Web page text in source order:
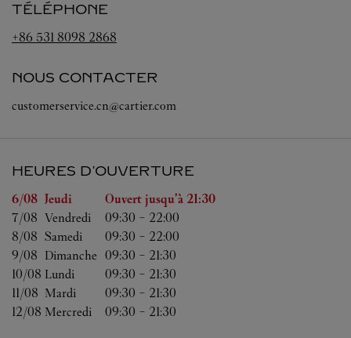
TÉLÉPHONE
+86 531 8098 2868
NOUS CONTACTER
customerservice.cn@cartier.com
HEURES D'OUVERTURE
Jour de la semaine Heures d'ouverture
6/08 Jeudi Ouvert jusqu'à 21:30
7/08 Vendredi 09:30 - 22:00
8/08 Samedi 09:30 - 22:00
9/08 Dimanche 09:30 - 21:30
10/08 Lundi 09:30 - 21:30
11/08 Mardi 09:30 - 21:30
12/08 Mercredi 09:30 - 21:30